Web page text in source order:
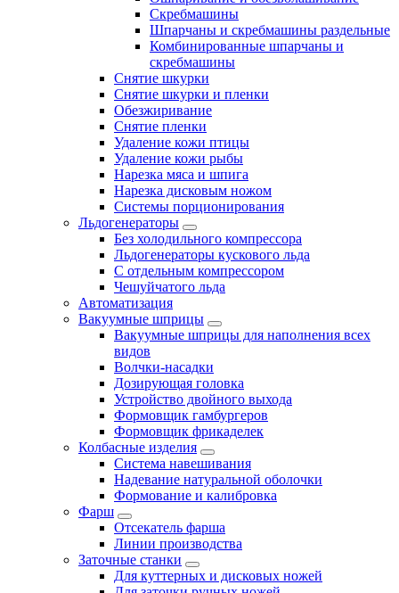
Скребмашины
Шпарчаны и скребмашины раздельные
Комбинированные шпарчаны и
скребмашины
Снятие шкурки
Снятие шкурки и пленки
Обезжиривание
Снятие пленки
Удаление кожи птицы
Удаление кожи рыбы
Нарезка мяса и шпига
Нарезка дисковым ножом
Системы порционирования
Льдогенераторы
Без холодильного компрессора
Льдогенераторы кускового льда
С отдельным компрессором
Чешуйчатого льда
Автоматизация
Вакуумные шприцы
Вакуумные шприцы для наполнения всех
видов
Волчки-насадки
Дозирующая головка
Устройство двойного выхода
Формовщик гамбургеров
Формовщик фрикаделек
Колбасные изделия
Система навешивания
Надевание натуральной оболочки
Формование и калибровка
Фарш
Отсекатель фарша
Линии производства
Заточные станки
Для куттерных и дисковых ножей